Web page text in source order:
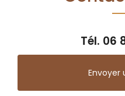
Tél. 06
Envoyer